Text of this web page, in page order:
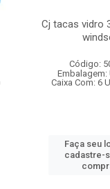
Cj tacas vidro
Código:
Embalagem:
Caixa Com: 6
Faça seu
cadastre-